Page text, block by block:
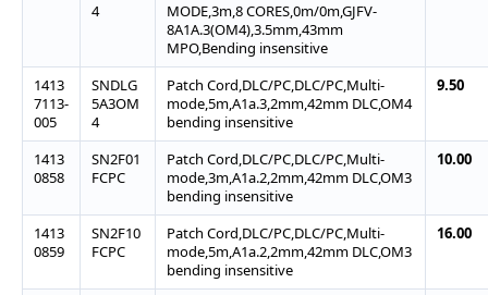
4
MODE,3m,8 CORES,0m/0m,GJFV-
8A1A.3(OM4),3.5mm,43mm
MPO,Bending insensitive
1413
7113-
005
SNDLG
5A3OM
4
Patch Cord,DLC/PC,DLC/PC,Multi-
mode,5m,A1a.3,2mm,42mm DLC,OM4
bending insensitive
9.50
1413
0858
SN2F01
FCPC
Patch Cord,DLC/PC,DLC/PC,Multi-
mode,3m,A1a.2,2mm,42mm DLC,OM3
bending insensitive
10.00
1413
0859
SN2F10
FCPC
Patch Cord,DLC/PC,DLC/PC,Multi-
mode,5m,A1a.2,2mm,42mm DLC,OM3
bending insensitive
16.00